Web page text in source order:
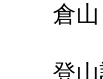
倉
登